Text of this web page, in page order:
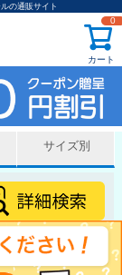
の通販サイト
カート
0
サイズ別